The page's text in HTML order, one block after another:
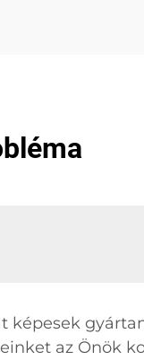
képesek
az Önök